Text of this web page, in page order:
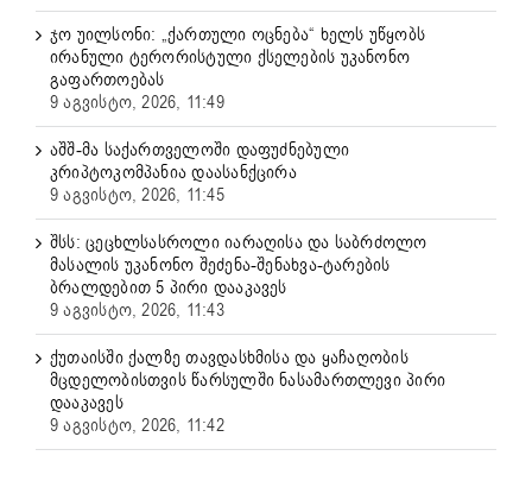
ჯო უილსონი: „ქართული ოცნება“ ხელს უწყობს
ირანული ტერორისტული ქსელების უკანონო
გაფართოებას
9 აგვისტო, 2026, 11:49
აშშ-მა საქართველოში დაფუძნებული
კრიპტოკომპანია დაასანქცირა
9 აგვისტო, 2026, 11:45
შსს: ცეცხლსასროლი იარაღისა და საბრძოლო
მასალის უკანონო შეძენა-შენახვა-ტარების
ბრალდებით 5 პირი დააკავეს
9 აგვისტო, 2026, 11:43
ქუთაისში ქალზე თავდასხმისა და ყაჩაღობის
მცდელობისთვის წარსულში ნასამართლევი პირი
დააკავეს
9 აგვისტო, 2026, 11:42